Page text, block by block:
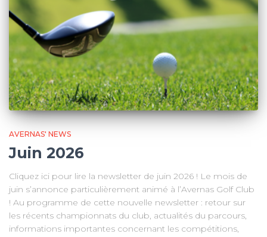
AVERNAS' NEWS
Juin 2026
Cliquez ici pour lire la newsletter de juin 2026 ! Le mois de
juin s’annonce particulièrement animé à l’Avernas Golf Club
! Au programme de cette nouvelle newsletter : retour sur
les récents championnats du club, actualités du parcours,
informations importantes concernant les compétitions,